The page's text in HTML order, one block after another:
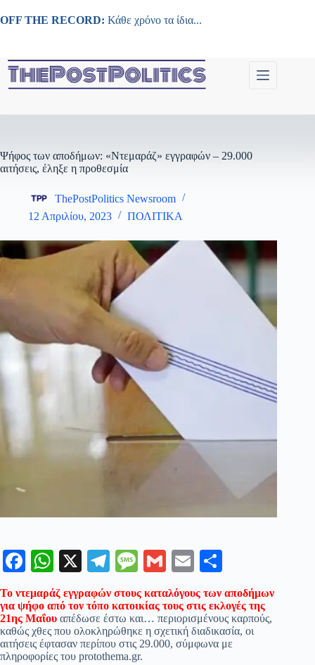
στο
OFF THE RECORD: Κάθε χρόνο τα ίδια...
Ψήφος των αποδήμων: «Ντεμαράζ» εγγραφών – 29.000
αιτήσεις, έληξε η προθεσμία
ThePostPolitics Newsroom
12 Απριλίου, 2023
ΠΟΛΙΤΙΚΑ
Fa
bo
ok
W
ha
ts
A
pp
X
Te
le
gr
a
m
M
sa
ge
G
m
ail
E
ail ρ
α
στ
Το ντεμαράζ εγγραφών στους καταλόγους των αποδήμων
για ψήφο από τον τόπο κατοικίας τους στις εκλογές της
21ης Μαΐου απέδωσε έστω και… περιορισμένους καρπούς,
καθώς χθες που ολοκληρώθηκε η σχετική διαδικασία, οι
αιτήσεις έφτασαν περίπου στις 29.000, σύμφωνα με
πληροφορίες του protothema.gr.